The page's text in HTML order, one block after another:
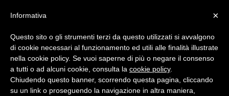
Economia
×
Informativa
Questo sito o gli strumenti terzi da questo utilizzati si avvalgono
di cookie necessari al funzionamento ed utili alle finalità illustrate
nella cookie policy. Se vuoi saperne di più o negare il consenso
a tutti o ad alcuni cookie, consulta la cookie policy.
Chiudendo questo banner, scorrendo questa pagina, cliccando
su un link o proseguendo la navigazione in altra maniera,